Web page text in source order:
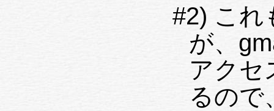
#2) これ
が、
アクセ
るので